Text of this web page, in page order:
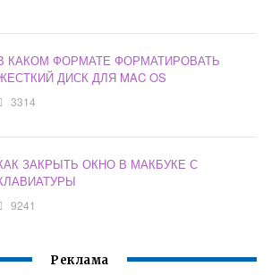
КАКОМ ФОРМАТЕ ФОРМАТИРОВАТЬ
ДИСК ДЛЯ MAC OS
3314
ЗАКРЫТЬ ОКНО В МАКБУКЕ С
9241
Реклама